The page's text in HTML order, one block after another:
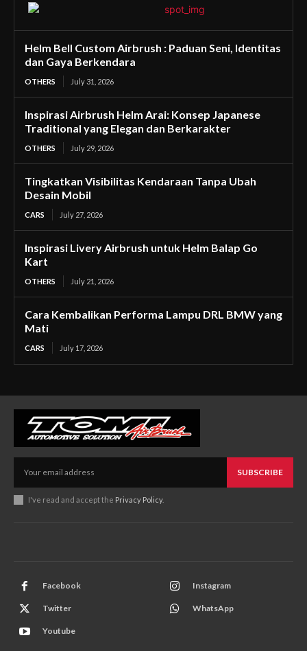
Helm Bell Custom Airbrush : Paduan Seni, Identitas
dan Gaya Berkendara
OTHERS July 31, 2026
Inspirasi Airbrush Helm Arai: Konsep Japanese
Traditional yang Elegan dan Berkarakter
OTHERS July 29, 2026
Tingkatkan Visibilitas Kendaraan Tanpa Ubah
Desain Mobil
CARS July 27, 2026
Inspirasi Livery Airbrush untuk Helm Balap Go
Kart
OTHERS July 21, 2026
Cara Kembalikan Performa Lampu DRL BMW yang
Mati
CARS July 17, 2026
SUBSCRIBE
I've read and accept the Privacy Policy.
Facebook Instagram
Twitter WhatsApp
Youtube